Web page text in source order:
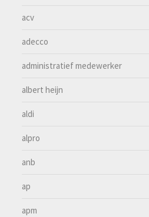
acv
adecco
administratief medewerker
albert heijn
aldi
alpro
anb
ap
apm